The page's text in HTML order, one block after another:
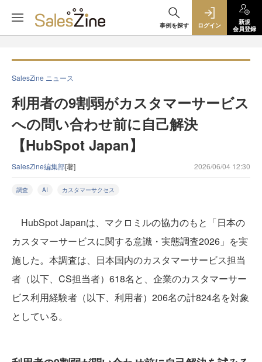
事例を探す ログイン
新規
会員登録
SalesZine ニュース
利用者の9割弱がカスタマーサービス
への問い合わせ前に自己解決
【HubSpot Japan】
SalesZine編集部[著] 2026/06/04 12:30
調査 AI カスタマーサクセス
HubSpot Japanは、マクロミルの協力のもと「日本の
カスタマーサービスに関する意識・実態調査2026」を実
施した。本調査は、日本国内のカスタマーサービス担当
者（以下、CS担当者）618名と、企業のカスタマーサー
ビス利用経験者（以下、利用者）206名の計824名を対象
としている。